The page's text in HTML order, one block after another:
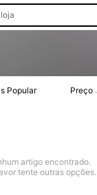
Popular Preço
artigo encontrado.
tente outras opções.